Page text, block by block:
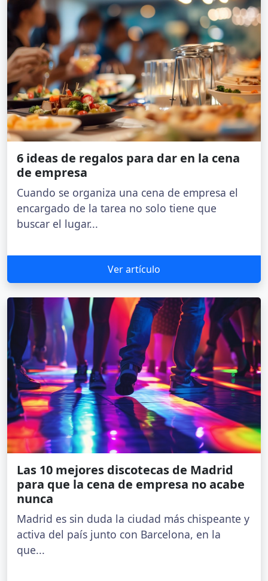
6 ideas de regalos para dar en la cena
de empresa
Cuando se organiza una cena de empresa el
encargado de la tarea no solo tiene que
buscar el lugar...
Ver artículo
Las 10 mejores discotecas de Madrid
para que la cena de empresa no acabe
nunca
Madrid es sin duda la ciudad más chispeante y
activa del país junto con Barcelona, en la
que...